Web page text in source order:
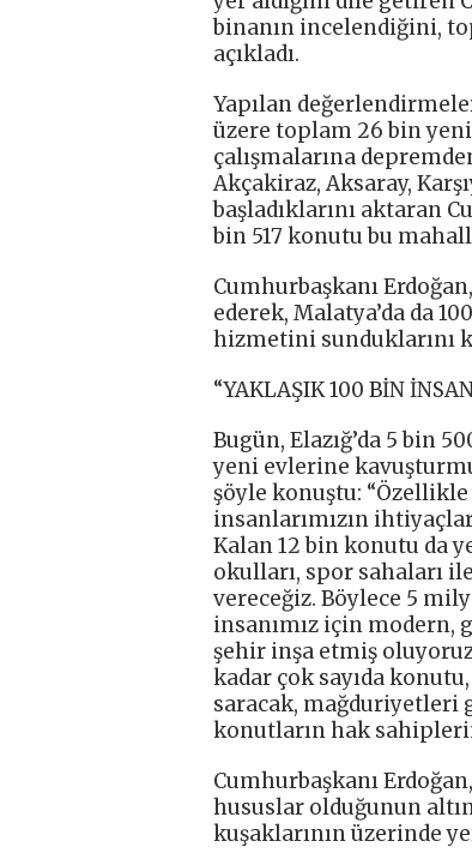
binanın incelendiğini,
açıkladı.
Yapılan
üzere toplam 26 bin
çalışmalarına
Akçakiraz, Aksaray,
başladıklarını aktaran
bin 517 konutu bu
Cumhurbaşkanı
ederek, Malatya’da da
hizmetini sunduklarını
“YAKLAŞIK 100 BİN
Bugün, Elazığ’da 5 bin
yeni evlerine
şöyle konuştu:
insanlarımızın
Kalan 12 bin konutu da
okulları, spor sahaları
vereceğiz. Böylece 5
insanımız için modern,
şehir inşa etmiş
kadar çok sayıda
saracak, mağduriyetleri
konutların hak
Cumhurbaşkanı
hususlar olduğunun
kuşaklarının üzerinde